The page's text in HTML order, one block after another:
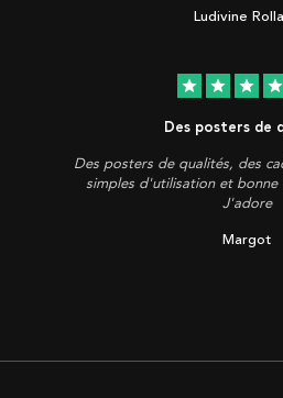
Ludivine
star star star star
Des posters de
Des posters de qualités, des
simples d'utilisation et bonne
J'adore
Margot